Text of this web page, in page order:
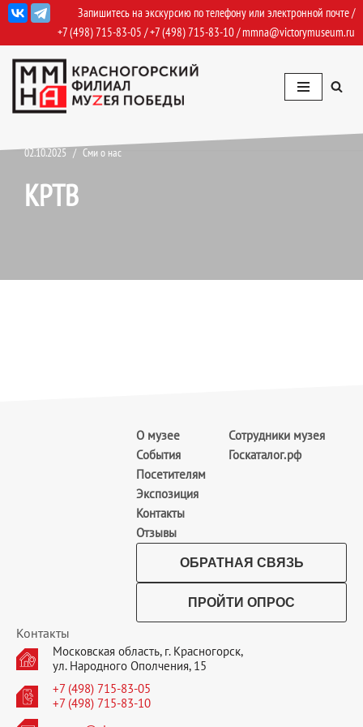
Перейти
к
содержимому
Запишитесь на экскурсию по телефону или электронной почте /
+7 (498) 715-83-05 /+7 (498) 715-83-10/mmna@victorymuseum.ru
02.10.2025 Сми о нас
КРТВ
О музее
События
Посетителям
Экспозиция
Контакты
Отзывы
Сотрудники музея
Госкаталог.рф
ОБРАТНАЯ СВЯЗЬ
ПРОЙТИ ОПРОС
Контакты
Московская область, г. Красногорск,
ул. Народного Ополчения, 15
+7 (498) 715-83-05
+7 (498) 715-83-10